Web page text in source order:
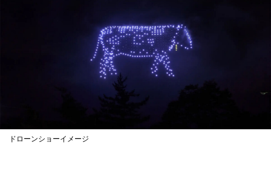
ドローンショーイメージ